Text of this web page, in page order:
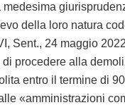
della loro natura
Sent., 24 maggio
procedere alla
entro il termine di
«amministrazioni